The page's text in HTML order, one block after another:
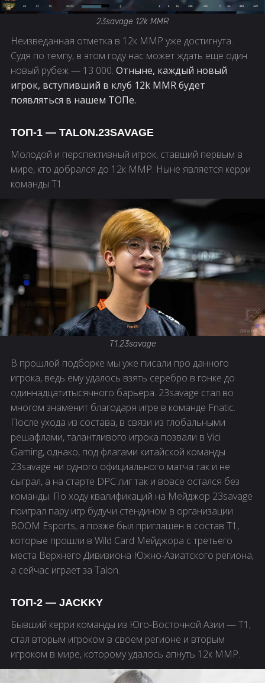
23savage 12k MMR
Неизведанная отметка в 12к ММР уже достигнута.
Судя по темпу, в этом году нас может ждать еще один
новый рубеж — 13 000. Отныне, каждый новый
игрок, вступивший в клуб 12k MMR будет
появляться в нашем ТОПе.
ТОП-1 — TALON.23SAVAGE
Молодой и перспективный игрок, ставший первым в
мире, кто добрался до 12к ММР. Ныне является керри
команды T1.
T1.23savage
В прошлой подборке мы уже писали про данного
игрока, ведь ему удалось взять серебро в гонке до
одиннадцатитысячного барьера. 23savage стал во
многом знаменит благодаря игре в команде Fnatic.
После ухода из состава, в связи из глобальными
решафлами, талантливого игрока позвали в Vici
Gaming, однако, под флагами китайской команды
23savage ни одного официального матча так и не
сыграл, а на старте DPC лиг так и вовсе остался без
команды. По ходу квалификаций на Мейджор 23savage
поиграл пару игр будучи стендином в организации
BOOM Esports, а позже был приглашен в состав T1,
которые прошли в Wild Card Мейджора с третьего
места Верхнего Дивизиона Южно-Азиатского региона,
а сейчас играет за Talon.
ТОП-2 — JACKKY
Бывший керри команды из Юго-Восточной Азии — T1,
стал вторым игроком в своем регионе и вторым
игроком в мире, которому удалось апнуть 12к ММР.